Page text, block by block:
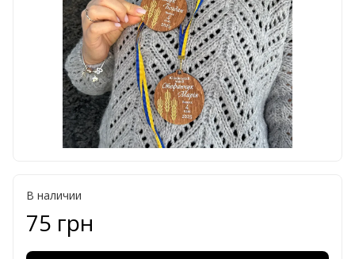
В наличии
75 грн